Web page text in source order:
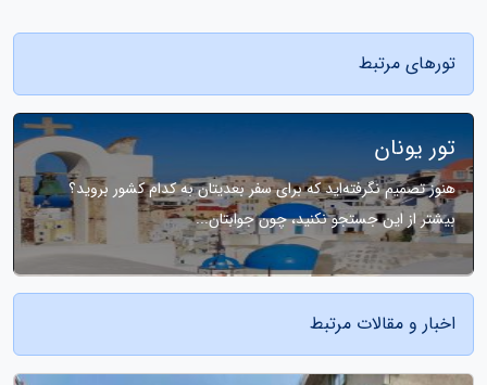
تورهای مرتبط
تور یونان
هنوز تصمیم نگرفته‌اید که برای سفر بعدیتان به کدام کشور بروید؟
بیشتر از این جستجو نکنید، چون جوابتان...
اخبار و مقالات مرتبط